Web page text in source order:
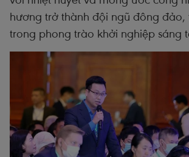
hương trở thành đội ngũ đông đảo,
trong phong trào khởi nghiệp sáng